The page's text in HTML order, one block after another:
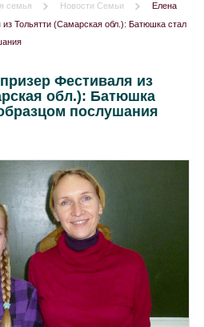
семья Новости Семьи
Елена
Тольятти (Самарская обл.): Батюшка стал
Фестиваля из
обл.): Батюшка
послушания